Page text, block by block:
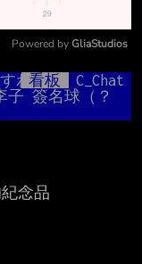
Mute
Powered by GliaStudios
わ。)
看板
C_Chat
子 簽名球（？
念品